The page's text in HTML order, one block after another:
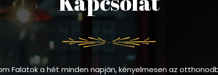
Falatok a hét minden napján, kényelmesen az